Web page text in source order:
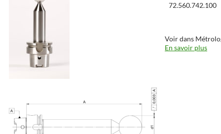
72.560.742.100
Voir dans
En savoir plus